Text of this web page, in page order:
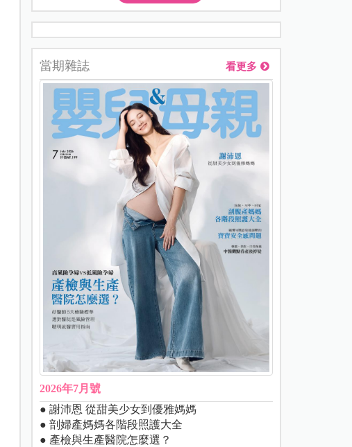
當期雜誌 看更多
2026年7月號
● 謝沛恩 從甜美少女到優雅媽媽
● 剖婦產媽媽各階段照護大全
● 產檢與生產醫院怎麼選？